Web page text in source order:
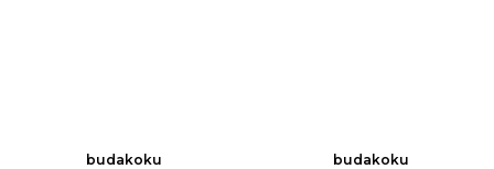
budakoku budakoku